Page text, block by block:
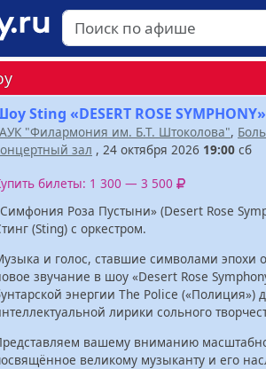
Sting «DESERT ROSE SYMPHONY»
"Филармония им. Б.Т. Штоколова",
зал , 24 октября 2026 19:00 сб
билеты: 1 300 — 3 500
Роза Пустыни» (Desert Rose
(Sting) c оркестром.
и голос, ставшие символами эпохи
звучание в шоу «Desert Rose
энергии The Police («Полиция»)
лирики сольного
вашему вниманию
великому музыканту и его